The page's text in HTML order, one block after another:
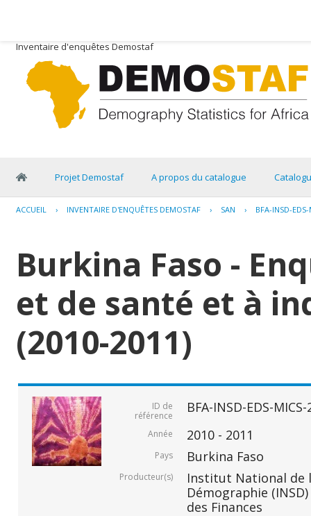
Inventaire d'enquêtes Demostaf
Projet Demostaf A propos du catalogue
ACCUEIL › INVENTAIRE D'ENQUÊTES DEMOSTAF › SAN › BFA-INSD-
Burkina Faso -
et de santé et à
(2010-2011)
ID de
référence
BFA-INSD-EDS-
Année 2010 - 2011
Pays Burkina Faso
Producteur(s)
Institut National de
Démographie
des Finances